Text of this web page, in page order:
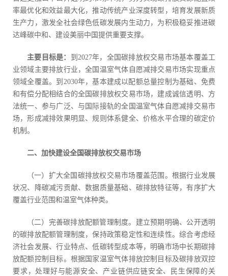
率最优化和效益最大化，推动传统产业深度转型，培育发展新质
生产力，激发全社会绿色低碳发展内生动力，为积极稳妥推进碳
达峰碳中和、建设美丽中国提供重要支撑。
主要目标是： 到2027年，全国碳排放权交易市场基本覆盖工
业领域主要排放行业，全国温室气体自愿减排交易市场实现重点
领域全覆盖。到2030年，基本建成以配额总量控制为基础、免费
和有偿分配相结合的全国碳排放权交易市场，建成诚信透明、方
法统一、参与广泛、与国际接轨的全国温室气体自愿减排交易市
场，形成减排效果明显、规则体系健全、价格水平合理的碳定价
机制。
二、加快建设全国碳排放权交易市场
（一）扩大全国碳排放权交易市场覆盖范围。根据行业发展
状况、降碳减污贡献、数据质量基础、碳排放特征等，有序扩大
覆盖行业范围和温室气体种类。
（二）完善碳排放配额管理制度。建立预期明确、公开透明
的碳排放配额管理制度，保持政策稳定性和连续性。综合考虑经
济社会发展、行业特点、低碳转型成本等，明确市场中长期碳排
放配额控制目标。根据国家温室气体排放控制目标及碳排放双控
要求，处理好与能源安全、产业链供应链安全、民生保障的关